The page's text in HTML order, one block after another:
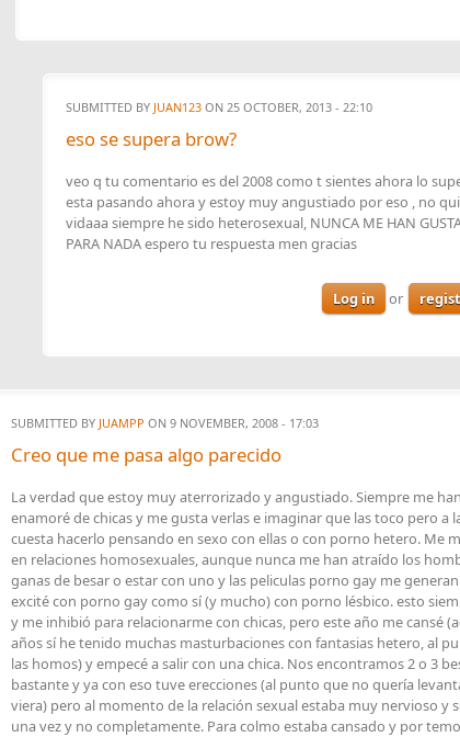
SUBMITTED BY JUAN123 ON 25 OCTOBER, 2013 - 22:10
eso se supera brow?
veo q tu comentario es del 2008 como t sientes ahora lo
esta pasando ahora y estoy muy angustiado por eso , no
vidaaa siempre he sido heterosexual, NUNCA ME HAN
PARA NADA espero tu respuesta men gracias
Log in or
SUBMITTED BY JUAMPP ON 9 NOVEMBER, 2008 - 17:03
Creo que me pasa algo parecido
La verdad que estoy muy aterrorizado y angustiado. Siempre me
enamoré de chicas y me gusta verlas e imaginar que las toco pero a
cuesta hacerlo pensando en sexo con ellas o con porno hetero. Me
en relaciones homosexuales, aunque nunca me han atraído los
ganas de besar o estar con uno y las peliculas porno gay me
excité con porno gay como sí (y mucho) con porno lésbico. esto
y me inhibió para relacionarme con chicas, pero este año me cansé
años sí he tenido muchas masturbaciones con fantasias hetero, al
las homos) y empecé a salir con una chica. Nos encontramos 2 o 3
bastante y ya con eso tuve erecciones (al punto que no quería
viera) pero al momento de la relación sexual estaba muy nervioso y
una vez y no completamente. Para colmo estaba cansado y por